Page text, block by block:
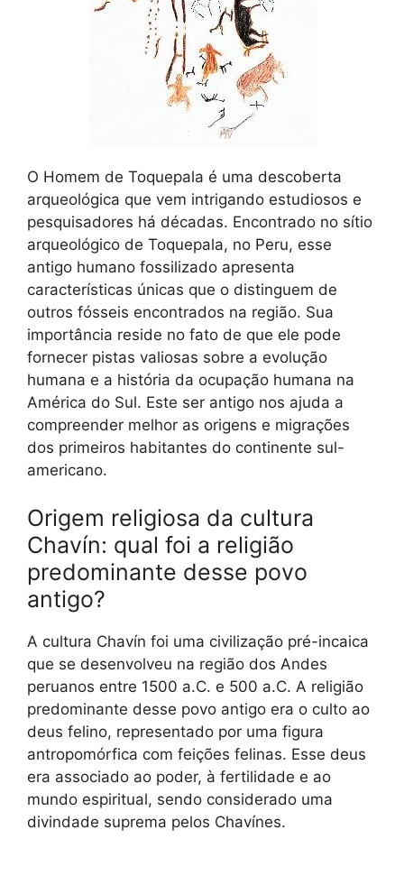
O Homem de Toquepala é uma descoberta
arqueológica que vem intrigando estudiosos e
pesquisadores há décadas. Encontrado no sítio
arqueológico de Toquepala, no Peru, esse
antigo humano fossilizado apresenta
características únicas que o distinguem de
outros fósseis encontrados na região. Sua
importância reside no fato de que ele pode
fornecer pistas valiosas sobre a evolução
humana e a história da ocupação humana na
América do Sul. Este ser antigo nos ajuda a
compreender melhor as origens e migrações
dos primeiros habitantes do continente sul-
americano.
Origem religiosa da cultura
Chavín: qual foi a religião
predominante desse povo
antigo?
A cultura Chavín foi uma civilização pré-incaica
que se desenvolveu na região dos Andes
peruanos entre 1500 a.C. e 500 a.C. A religião
predominante desse povo antigo era o culto ao
deus felino, representado por uma figura
antropomórfica com feições felinas. Esse deus
era associado ao poder, à fertilidade e ao
mundo espiritual, sendo considerado uma
divindade suprema pelos Chavínes.